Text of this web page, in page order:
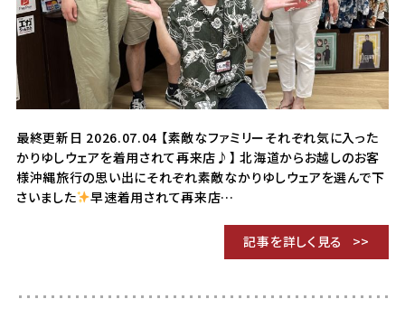
最終更新日 2026.07.04 【素敵なファミリーそれぞれ気に入った
かりゆしウェアを着用されて再来店♪】 北海道からお越しのお客
様沖縄旅行の思い出にそれぞれ素敵なかりゆしウェアを選んで下
さいました
早速着用されて再来店…
記事を詳しく見る